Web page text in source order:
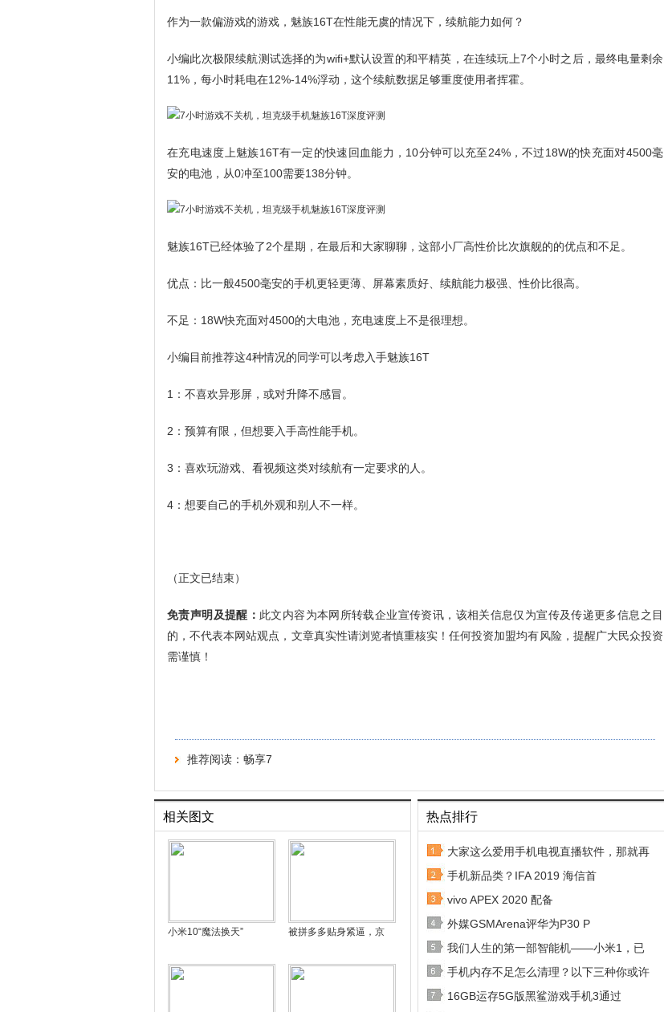
作为一款偏游戏的游戏，魅族16T在性能无虞的情况下，续航能力如何？
小编此次极限续航测试选择的为wifi+默认设置的和平精英，在连续玩上7个小时之后，最终电量剩余
11%，每小时耗电在12%-14%浮动，这个续航数据足够重度使用者挥霍。
在充电速度上魅族16T有一定的快速回血能力，10分钟可以充至24%，不过18W的快充面对4500毫
安的电池，从0冲至100需要138分钟。
魅族16T已经体验了2个星期，在最后和大家聊聊，这部小厂高性价比次旗舰的的优点和不足。
优点：比一般4500毫安的手机更轻更薄、屏幕素质好、续航能力极强、性价比很高。
不足：18W快充面对4500的大电池，充电速度上不是很理想。
小编目前推荐这4种情况的同学可以考虑入手魅族16T
1：不喜欢异形屏，或对升降不感冒。
2：预算有限，但想要入手高性能手机。
3：喜欢玩游戏、看视频这类对续航有一定要求的人。
4：想要自己的手机外观和别人不一样。
（正文已结束）
免责声明及提醒： 此文内容为本网所转载企业宣传资讯，该相关信息仅为宣传及传递更多信息之目
的，不代表本网站观点，文章真实性请浏览者慎重核实！任何投资加盟均有风险，提醒广大民众投资
需谨慎！
推荐阅读： 畅享7
相关图文
小米10“魔法换天” 被拼多多贴身紧逼，京
热点排行
大家这么爱用手机电视直播软件，那就再
手机新品类？IFA 2019 海信首
vivo APEX 2020 配备
外媒GSMArena评华为P30 P
我们人生的第一部智能机——小米1，已
手机内存不足怎么清理？以下三种你或许
16GB运存5G版黑鲨游戏手机3通过